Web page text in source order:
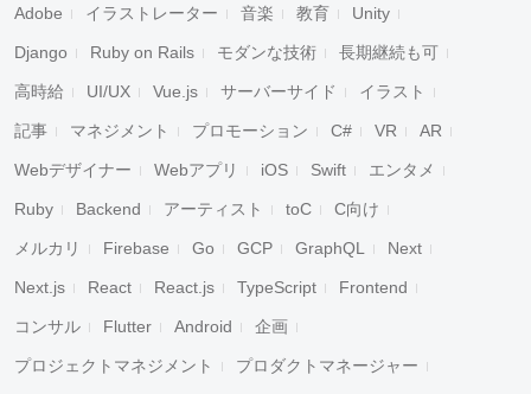
Adobe イラストレーター 音楽 教育 Unity
Django Ruby on Rails モダンな技術 長期継続も可
高時給 UI/UX Vue.js サーバーサイド イラスト
記事 マネジメント プロモーション C# VR AR
Webデザイナー Webアプリ iOS Swift エンタメ
Ruby Backend アーティスト toC C向け
メルカリ Firebase Go GCP GraphQL Next
Next.js React React.js TypeScript Frontend
コンサル Flutter Android 企画
プロジェクトマネジメント プロダクトマネージャー